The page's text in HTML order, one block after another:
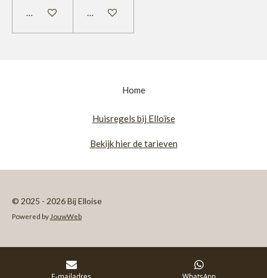
In winkelwagen In winkelwagen
Home
Huisregels bij Elloïse
Bekijk hier de tarieven
© 2025 - 2026 Bij Elloise
Powered by JouwWeb